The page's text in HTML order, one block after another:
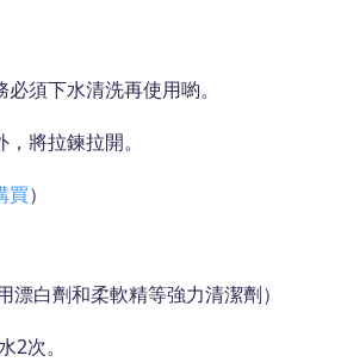
須下水清洗再使用喲。
將拉鍊拉開。
買）
白劑和柔軟精等強力清潔劑）
2次。